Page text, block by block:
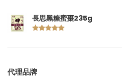
長思黑糖蜜棗235g
代理品牌